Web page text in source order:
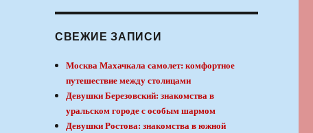
СВЕЖИЕ ЗАПИСИ
Москва Махачкала самолет: комфортное
путешествие между столицами
Девушки Березовский: знакомства в
уральском городе с особым шармом
Девушки Ростова: знакомства в южной